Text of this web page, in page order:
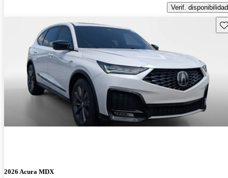
Verif. disponibilidad
2026 Acura MDX